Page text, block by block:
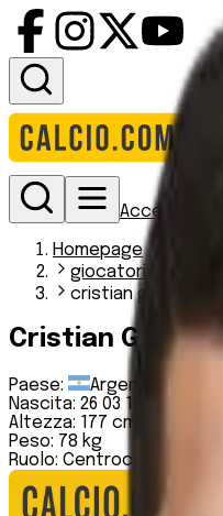
Accedi
Homepage
giocatori
cristian guanca 1
Cristian Guanca
Paese:
Argentina
Nascita: 26 03 1993
Altezza: 177 cm
Peso: 78 kg
Ruolo: Centrocampista